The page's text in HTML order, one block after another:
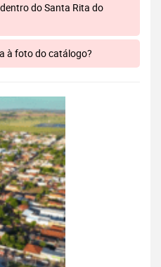
do Santa Rita do
à foto do catálogo?